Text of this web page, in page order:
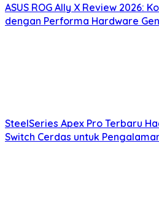
ASUS ROG Ally X Review 2026:
dengan Performa Hardware
SteelSeries Apex Pro Terbaru
Switch Cerdas untuk